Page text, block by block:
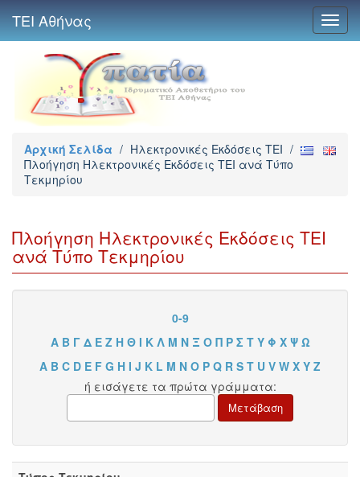
ΤΕΙ Αθήνας
Αρχική Σελίδα / Ηλεκτρονικές Εκδόσεις TEI /
Πλοήγηση Ηλεκτρονικές Εκδόσεις TEI ανά Τύπο
Τεκμηρίου
Πλοήγηση Ηλεκτρονικές Εκδόσεις TEI
ανά Τύπο Τεκμηρίου
0-9
Α Β Γ Δ Ε Ζ Η Θ Ι Κ Λ Μ Ν Ξ Ο Π Ρ Σ Τ Υ Φ Χ Ψ Ω
A B C D E F G H I J K L M N O P Q R S T U V W X Y Z
ή εισάγετε τα πρώτα γράμματα: